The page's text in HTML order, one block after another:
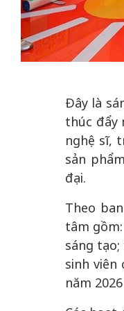
Đây là
thúc đẩy
nghệ sĩ,
sản
đại.
Theo
tâm
sáng tạo;
sinh viên
năm
nhập
nguồn nội
định hình
tạo | Kỳ
làm nên